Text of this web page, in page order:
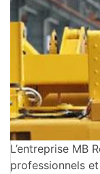
L’entreprise MB
professionnels